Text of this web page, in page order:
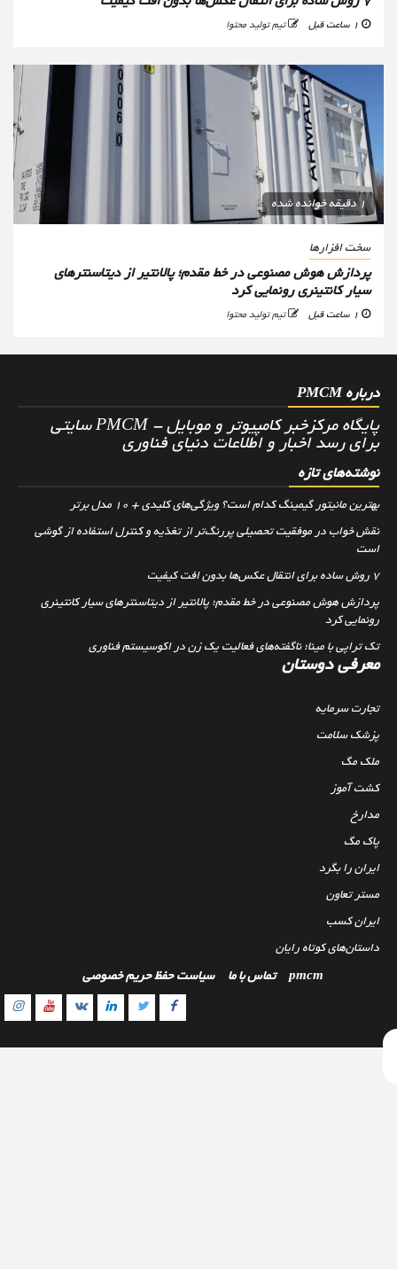
تیم تولید محتوا
1 دقیقه خوانده شده
سخت افزارها
پردازش هوش مصنوعی در خط مقدم؛ پالانتیر از دیتاسنترهای
سیار کانتینری رونمایی کرد
تیم تولید محتوا
درباره PMCM
پایگاه مرکزخبر کامپیوتر و موبایل - PMCM سایتی
برای رسد اخبار و اطلاعات دنیای فناوری
نوشته‌های تازه
بهترین مانیتور گیمینگ کدام است؟ ویژگی‌های کلیدی + 10 مدل برتر
نقش خواب در موفقیت تحصیلی پررنگ‌تر از تغذیه و کنترل استفاده از گوشی
است
پردازش هوش مصنوعی در خط مقدم؛ پالانتیر از دیتاسنترهای سیار کانتینری
رونمایی کرد
تک تراپی با مینا؛ ناگفته‌های فعالیت یک زن در اکوسیستم فناوری
معرفی دوستان
تجارت سرمایه
پزشک سلامت
ملک مگ
کشت آموز
مدارخ
پاک مگ
ایران را بگرد
مستر تعاون
ایران کسب
داستان‌های کوتاه رایان
pmcm تماس با ما سیاست حفظ حریم خصوصی
Facebook
Twitter
Linkedin
VK